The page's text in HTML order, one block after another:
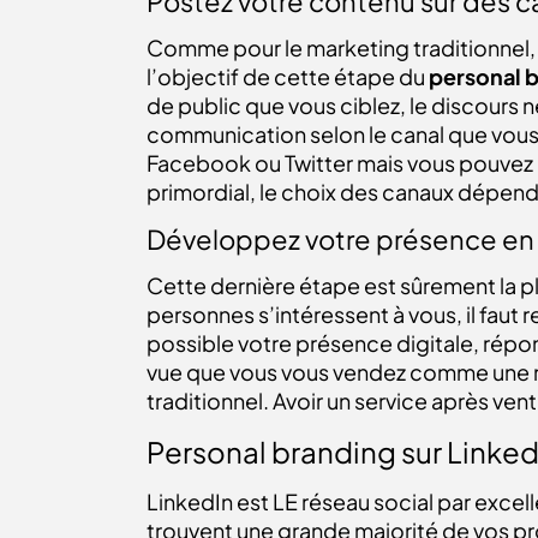
Comme pour le marketing traditionnel,
l’objectif de cette étape du personal
de public que vous ciblez, le discours
communication selon le canal que
Facebook ou Twitter mais vous
primordial, le choix des canaux
Développez votre présence
Cette dernière étape est sûrement la
personnes s’intéressent à vous, il
possible votre présence digitale,
vue que vous vous vendez comme
traditionnel. Avoir un service après
Personal branding sur
LinkedIn est LE réseau social par
trouvent une grande majorité de vos